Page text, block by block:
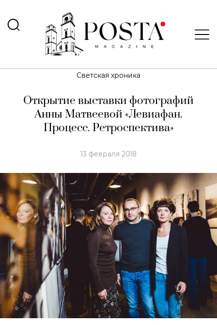
Светская хроника
Открытие выставки фотографий
Анны Матвеевой «Левиафан.
Процесс. Ретроспектива»
13 февраля 2018